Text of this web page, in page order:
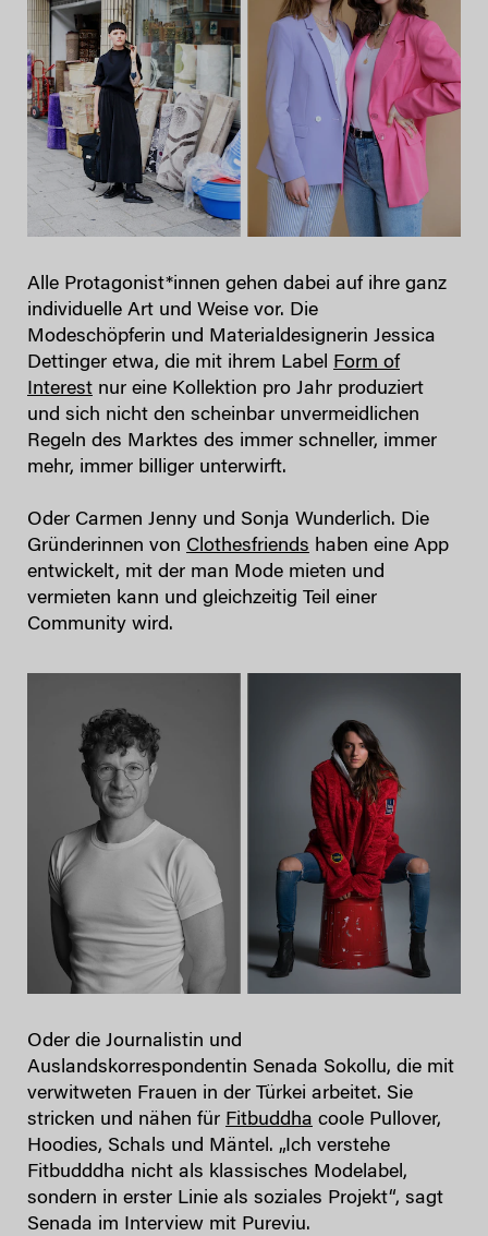
Alle Protagonist*innen gehen dabei auf ihre ganz
individuelle Art und Weise vor. Die
Modeschöpferin und Materialdesignerin Jessica
Dettinger etwa, die mit ihrem Label Form of
Interest nur eine Kollektion pro Jahr produziert
und sich nicht den scheinbar unvermeidlichen
Regeln des Marktes des immer schneller, immer
mehr, immer billiger unterwirft.
Oder Carmen Jenny und Sonja Wunderlich. Die
Gründerinnen von Clothesfriends haben eine App
entwickelt, mit der man Mode mieten und
vermieten kann und gleichzeitig Teil einer
Community wird.
Oder die Journalistin und
Auslandskorrespondentin Senada Sokollu, die mit
verwitweten Frauen in der Türkei arbeitet. Sie
stricken und nähen für Fitbuddha coole Pullover,
Hoodies, Schals und Mäntel. „Ich verstehe
Fitbudddha nicht als klassisches Modelabel,
sondern in erster Linie als soziales Projekt“, sagt
Senada im Interview mit Pureviu.